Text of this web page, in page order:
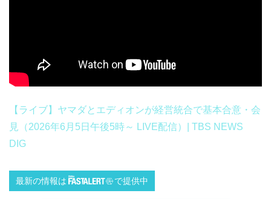
【ライブ】ヤマダとエディオンが経営統合で基本合意・会
見（2026年6月5日午後5時～ LIVE配信）| TBS NEWS
DIG
最新の情報は で提供中